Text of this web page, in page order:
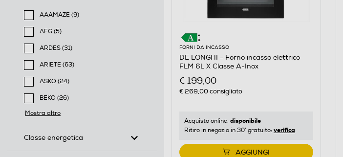
AAAMAZE (9)
Filtra per Marca: AAAMAZE
AEG (5)
Filtra per Marca: AEG
ARDES (31)
Filtra per Marca: ARDES
ARIETE (63)
Filtra per Marca: ARIETE
ASKO (24)
Filtra per Marca: ASKO
BEKO (26)
Filtra per Marca: BEKO
Mostra altro
Classe energetica
FORNI DA INCASSO
DE LONGHI - Forno incasso elettrico
FLM 6L X Classe A-Inox
€ 199,00
€ 269,00consigliato
Acquisto online: disponibile
Ritiro in negozio in 30' gratuito: verifica
AGGIUNGI